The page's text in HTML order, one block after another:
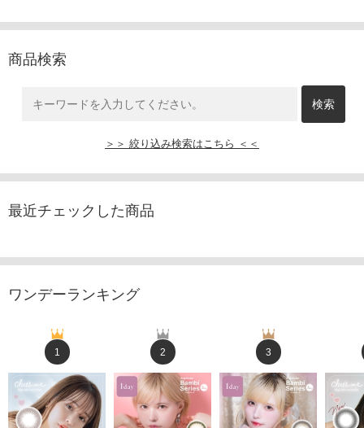
商品検索
＞＞ 絞り込み検索はこちら ＜＜
最近チェックした商品
ワンデーランキング
1 2 3